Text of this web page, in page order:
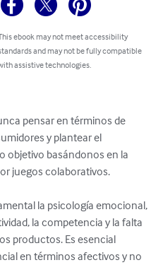
ebook may not meet accessibility
and may not be fully compatible
assistive technologies.
pensar en términos de
y plantear el
objetivo basándonos en la
juegos colaborativos.
la psicología emocional,
la competencia y la falta
productos. Es esencial
en términos afectivos y no